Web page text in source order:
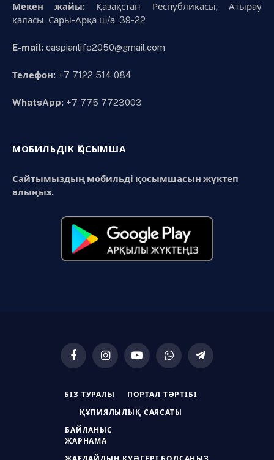
Мекен жайы:Қазақстан Республикасы, Атырау
қаласы, Сары-Арқа ш/а, 39-22
E-mail: caspianlife2050@gmail.com
Телефон: +7 7122 514 084
WhatsApp: +7 775 7723003
МОБИЛЬДІК ҚОСЫМША
Сайтымыздың мобильді қосымшасын жүктеп
алыңыз.
FacebookInstagramYouTubeWhatsAppTelegram
БІЗ ТУРАЛЫ ПОРТАЛ ТӘРТІБІ
ҚҰПИЯЛЫЛЫҚ САЯСАТЫ
БАЙЛАНЫС
ЖАРНАМА